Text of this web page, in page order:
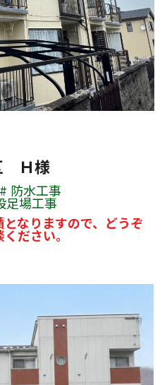
Ｈ様
防水工事
足場工事
なりますので、どうぞ
ださい。